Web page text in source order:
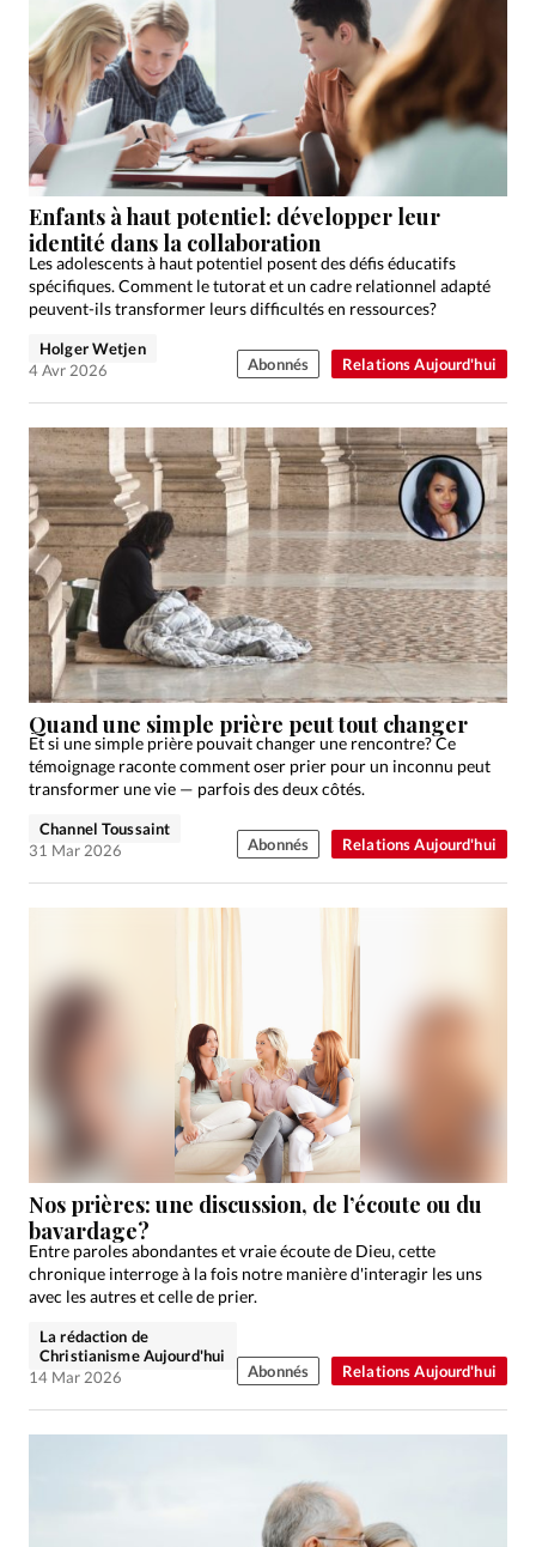
Relations Aujourd'hui
Enfants à haut potentiel: développer leur
identité dans la collaboration
Les adolescents à haut potentiel posent des défis éducatifs
spécifiques. Comment le tutorat et un cadre relationnel adapté
peuvent-ils transformer leurs difficultés en ressources?
Holger Wetjen
4 Avr 2026
Abonnés
Relations Aujourd'hui
Quand une simple prière peut tout changer
Et si une simple prière pouvait changer une rencontre? Ce
témoignage raconte comment oser prier pour un inconnu peut
transformer une vie — parfois des deux côtés.
Channel Toussaint
31 Mar 2026
Abonnés
Relations Aujourd'hui
Nos prières: une discussion, de l’écoute ou du
bavardage?
Entre paroles abondantes et vraie écoute de Dieu, cette
chronique interroge à la fois notre manière d'interagir les uns
avec les autres et celle de prier.
La rédaction de
Christianisme Aujourd'hui
14 Mar 2026
Abonnés